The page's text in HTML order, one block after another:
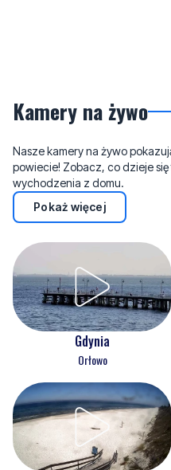
Kamery na żywo
Nasze kamery na żywo
powiecie! Zobacz, co dzieje
wychodzenia z domu.
Pokaż więcej
Gdynia
Orłowo